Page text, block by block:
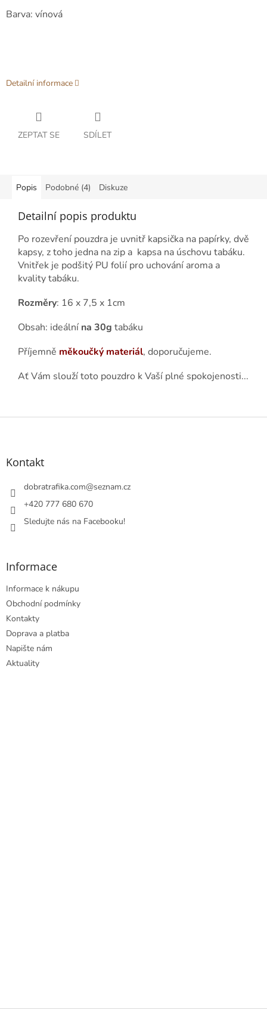
Barva: vínová
Detailní informace
ZEPTAT SE SDÍLET
Popis Podobné (4) Diskuze
Detailní popis produktu
Po rozevření pouzdra je uvnitř kapsička na papírky, dvě
kapsy, z toho jedna na zip a kapsa na úschovu tabáku.
Vnitřek je podšitý PU folií pro uchování aroma a
kvality tabáku.
Rozměry: 16 x 7,5 x 1cm
Obsah: ideální na 30g tabáku
Příjemně měkoučký materiál, doporučujeme.
Ať Vám slouží toto pouzdro k Vaší plné spokojenosti...
Z
Kontakt
dobratrafika.com@seznam.cz
+420 777 680 670
Sledujte nás na Facebooku!
Informace
Informace k nákupu
Obchodní podmínky
Kontakty
Doprava a platba
Napište nám
Aktuality